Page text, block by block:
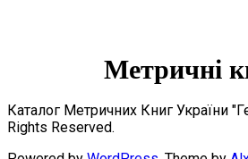
Метричні
Каталог Метричних Книг України
Rights Reserved.